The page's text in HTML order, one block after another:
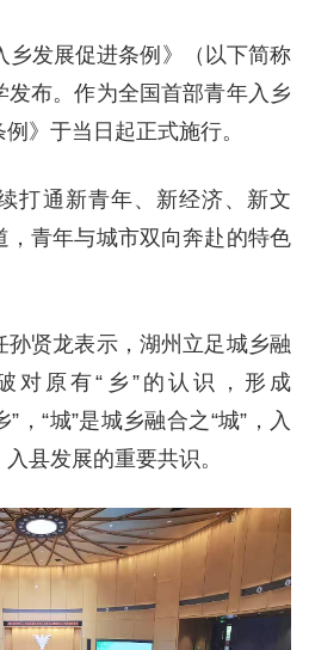
乡发展促进条例》（以下简称
发布。作为全国首部青年入乡
》于当日起正式施行。
打通新青年、新经济、新文
，青年与城市双向奔赴的特色
贤龙表示，湖州立足城乡融
对原有“乡”的认识，形成
”，“城”是城乡融合之“城”，入
县发展的重要共识。